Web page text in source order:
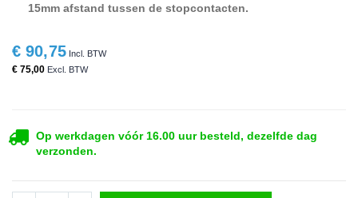
15mm afstand tussen de stopcontacten.
€ 90,75
€ 75,00
Op werkdagen vóór 16.00 uur besteld, dezelfde dag
verzonden.